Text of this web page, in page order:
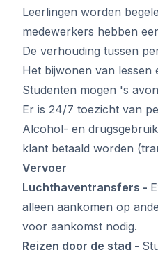
Leerlingen worden
medewerkers hebben
De verhouding tussen
Het bijwonen van lessen
Studenten mogen 's
Er is 24/7 toezicht van
Alcohol- en
klant betaald worden
Vervoer
Luchthaventransfers -
alleen aankomen op
voor aankomst nodig.
Reizen door de stad -